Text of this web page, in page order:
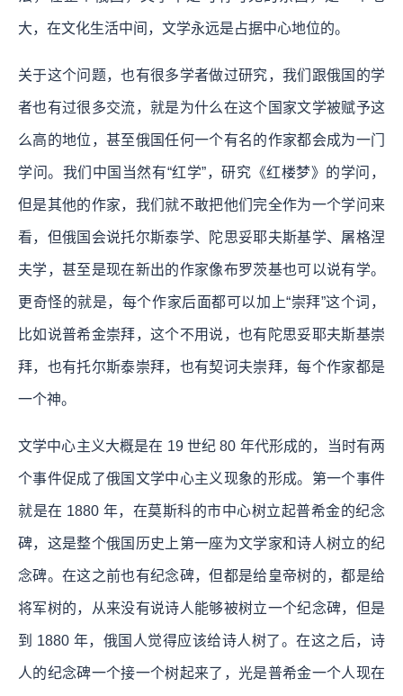
大，在文化生活中间，文学永远是占据中心地位的。
关于这个问题，也有很多学者做过研究，我们跟俄国的学
者也有过很多交流，就是为什么在这个国家文学被赋予这
么高的地位，甚至俄国任何一个有名的作家都会成为一门
学问。我们中国当然有“红学”，研究《红楼梦》的学问，
但是其他的作家，我们就不敢把他们完全作为一个学问来
看，但俄国会说托尔斯泰学、陀思妥耶夫斯基学、屠格涅
夫学，甚至是现在新出的作家像布罗茨基也可以说有学。
更奇怪的就是，每个作家后面都可以加上“崇拜”这个词，
比如说普希金崇拜，这个不用说，也有陀思妥耶夫斯基崇
拜，也有托尔斯泰崇拜，也有契诃夫崇拜，每个作家都是
一个神。
文学中心主义大概是在 19 世纪 80 年代形成的，当时有两
个事件促成了俄国文学中心主义现象的形成。第一个事件
就是在 1880 年，在莫斯科的市中心树立起普希金的纪念
碑，这是整个俄国历史上第一座为文学家和诗人树立的纪
念碑。在这之前也有纪念碑，但都是给皇帝树的，都是给
将军树的，从来没有说诗人能够被树立一个纪念碑，但是
到 1880 年，俄国人觉得应该给诗人树了。在这之后，诗
人的纪念碑一个接一个树起来了，光是普希金一个人现在